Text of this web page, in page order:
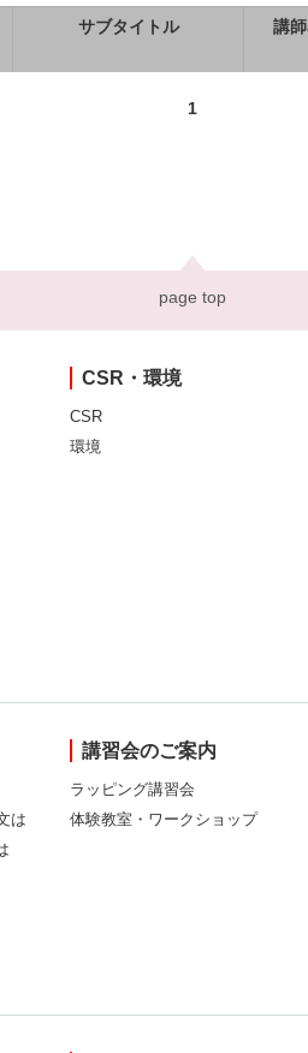
サブタイトル 講
1
page top
CSR・環境
CSR
環境
は
講習会のご案内
ラッピング講習会
体験教室・ワークショップ